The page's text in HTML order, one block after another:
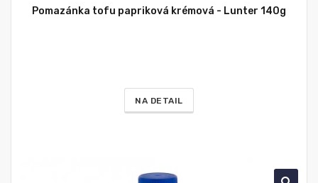
Pomazánka tofu papriková krémová - Lunter 140g
NA DETAIL